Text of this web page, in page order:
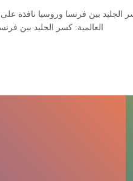
الجليد بين فرنسا وروسيا نافذة
العالمية: كسر الجليد بين